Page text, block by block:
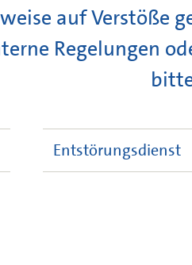
auf Verstöße
Regelungen
Entstörungsdienst